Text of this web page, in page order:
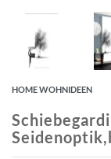
HOME WOHNIDEEN